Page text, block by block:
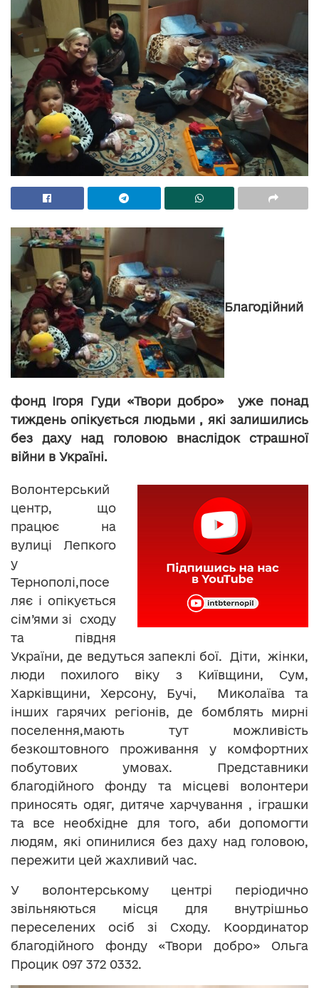
Благодійний
фонд Ігоря Гуди «Твори добро» уже понад
тиждень опікується людьми , які залишились
без даху над головою внаслідок страшної
війни в Україні.
Волонтерський
центр, що
працює на
вулиці Лепкого
у
Тернополі,посе
ляє і опікується
сім’ями зі сходу
та півдня
України, де ведуться запеклі бої. Діти, жінки,
люди похилого віку з Київщини, Сум,
Харківщини, Херсону, Бучі, Миколаїва та
інших гарячих регіонів, де бомблять мирні
поселення,мають тут можливість
безкоштовного проживання у комфортних
побутових умовах. Представники
благодійного фонду та місцеві волонтери
приносять одяг, дитяче харчування , іграшки
та все необхідне для того, аби допомогти
людям, які опинилися без даху над головою,
пережити цей жахливий час.
У волонтерському центрі періодично
звільняються місця для внутрішньо
переселених осіб зі Сходу. Координатор
благодійного фонду «Твори добро» Ольга
Процик 097 372 0332.